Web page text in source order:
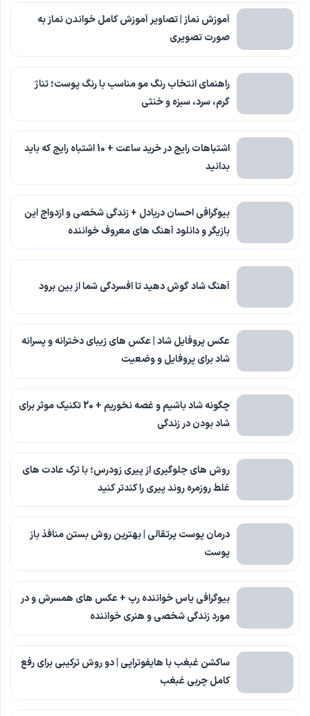
آموزش نماز | تصاویر آموزش کامل خواندن نماز به
صورت تصویری
راهنمای انتخاب رنگ مو مناسب با رنگ پوست؛ تناژ
گرم، سرد، سبزه و خنثی
اشتباهات رایج در خرید ساعت + 10 اشتباه رایج که باید
بدانید
بیوگرافی احسان دریادل + زندگی شخصی و ازدواج این
بازیگر و دانلود آهنگ های معروف خواننده
آهنگ شاد گوش دهید تا افسردگی شما از بین برود
عکس پروفایل شاد | عکس های زیبای دخترانه و پسرانه
شاد برای پروفایل و وضعیت
چگونه شاد باشیم و غصه نخوریم + 20 تکنیک موثر برای
شاد بودن در زندگی
روش های جلوگیری از پیری زودرس؛ با ترک عادت های
غلط روزمره روند پیری را کندتر کنید
درمان پوست پرتقالی | بهترین روش بستن منافذ باز
پوست
بیوگرافی یاس خواننده رپ + عکس های همسرش و در
مورد زندگی شخصی و هنری خواننده
ساکشن غبغب با هایفوتراپی | دو روش ترکیبی برای رفع
کامل چربی غبغب